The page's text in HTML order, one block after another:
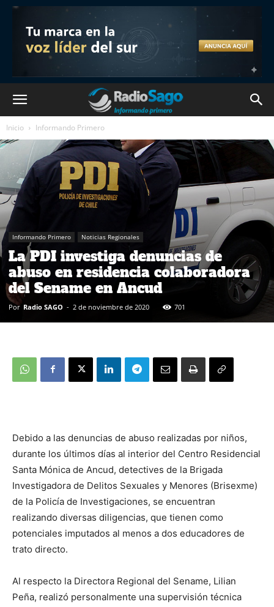
Inicio Informando Primero
Informando Primero Noticias Regionales
La PDI investiga denuncias de
abuso en residencia colaboradora
del Sename en Ancud
Por Radio SAGO - 2 de noviembre de 2020 701
Debido a las denuncias de abuso realizadas por niños,
durante los últimos días al interior del Centro Residencial
Santa Mónica de Ancud, detectives de la Brigada
Investigadora de Delitos Sexuales y Menores (Brisexme)
de la Policía de Investigaciones, se encuentran
realizando diversas diligencias, que tienen como
potenciales imputados al menos a dos educadores de
trato directo.
Al respecto la Directora Regional del Sename, Lilian
Peña, realizó personalmente una supervisión técnica